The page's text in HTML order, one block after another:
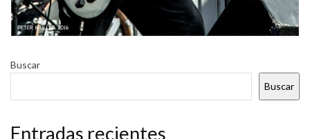
Buscar
Buscar
Entradas recientes